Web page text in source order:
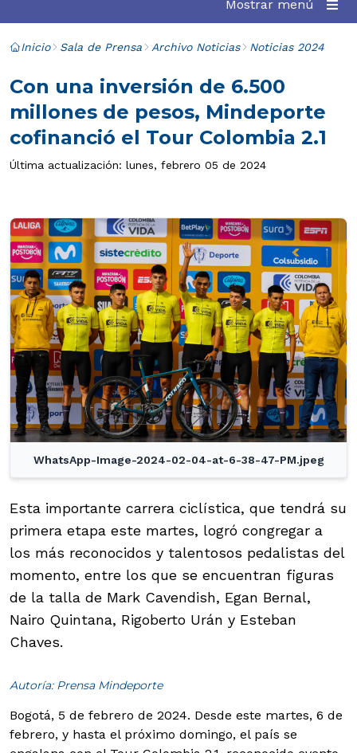
Mostrar menú
Inicio Sala de Prensa Archivo Noticias Noticias 2024
Con una inversión de 6.500
millones de pesos, Mindeporte
cofinanció el Tour Colombia 2.1
Última actualización: lunes, febrero 05 de 2024
WhatsApp-Image-2024-02-04-at-6-38-47-PM.jpeg
Esta importante carrera ciclística, que tendrá su
primera etapa este martes, logró congregar a
los más reconocidos y talentosos pedalistas del
momento, entre los que se encuentran figuras
de la talla de Mark Cavendish, Egan Bernal,
Nairo Quintana, Rigoberto Urán y Esteban
Chaves.
Autoría: Prensa Mindeporte
Bogotá, 5 de febrero de 2024. Desde este martes, 6 de
febrero, y hasta el próximo domingo, el país se